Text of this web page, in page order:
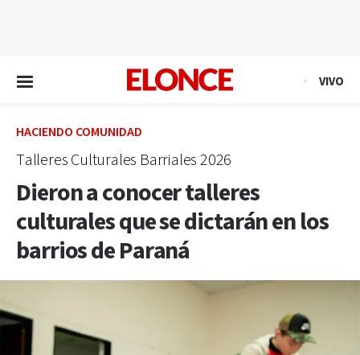
VIVO
HACIENDO COMUNIDAD
Talleres Culturales Barriales 2026
Dieron a conocer talleres
culturales que se dictarán en los
barrios de Paraná